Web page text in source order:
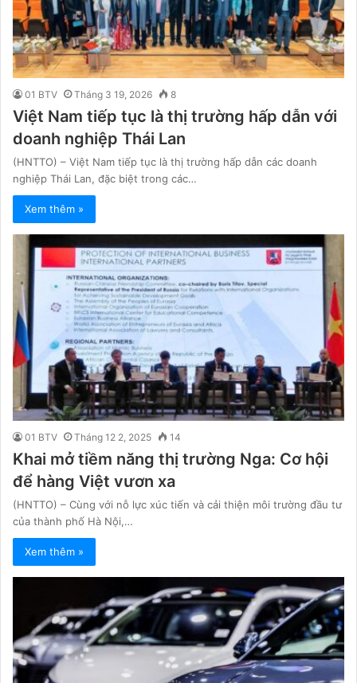
01 BTV Tháng 3 19, 2026 8
Việt Nam tiếp tục là thị trường hấp dẫn với
doanh nghiệp Thái Lan
(HNTTO) – Việt Nam tiếp tục là thị trường hấp dẫn các doanh
nghiệp Thái Lan, đặc biệt trong các…
Xem thêm »
01 BTV Tháng 12 2, 2025 14
Khai mở tiềm năng thị trường Nga: Cơ hội
để hàng Việt vươn xa
(HNTTO) – Cùng với nỗ lực xúc tiến và cải thiện môi trường đầu tư
của thành phố Hà Nội,…
Xem thêm »